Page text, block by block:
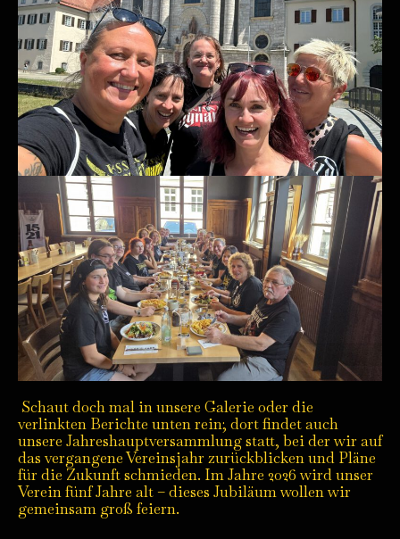
Schaut doch mal in unsere Galerie oder die
verlinkten Berichte unten rein; dort findet auch
unsere Jahreshauptversammlung statt, bei der wir auf
das vergangene Vereinsjahr zurückblicken und Pläne
für die Zukunft schmieden. Im Jahre 2026 wird unser
Verein fünf Jahre alt – dieses Jubiläum wollen wir
gemeinsam groß feiern.